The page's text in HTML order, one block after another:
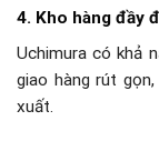
4. Kho hàng đầy
Uchimura có khả
giao hàng rút
xuất.